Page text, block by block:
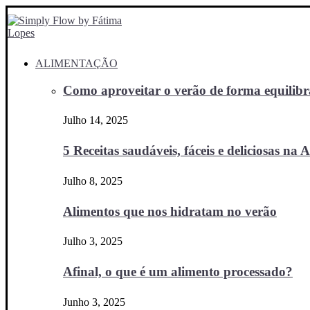
ALIMENTAÇÃO
Como aproveitar o verão de forma
Julho 14, 2025
5 Receitas saudáveis, fáceis e deliciosas na
Julho 8, 2025
Alimentos que nos hidratam no verão
Julho 3, 2025
Afinal, o que é um alimento processado?
Junho 3, 2025